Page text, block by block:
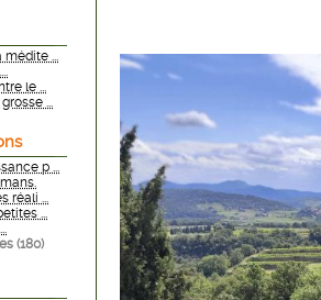
médite ...
le ...
...
p ...
réali ...
...
(180)